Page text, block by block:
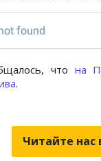
что на
.
Читайте нас